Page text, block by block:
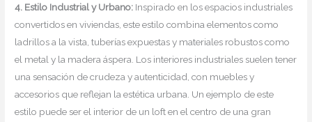
4. Estilo Industrial y Urbano: Inspirado en los espacios industriales
convertidos en viviendas, este estilo combina elementos como
ladrillos a la vista, tuberías expuestas y materiales robustos como
el metal y la madera áspera. Los interiores industriales suelen tener
una sensación de crudeza y autenticidad, con muebles y
accesorios que reflejan la estética urbana. Un ejemplo de este
estilo puede ser el interior de un loft en el centro de una gran